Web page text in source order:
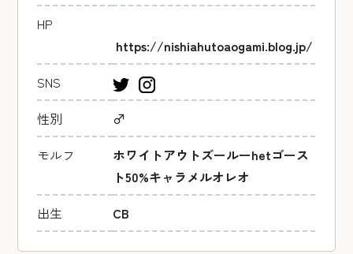
HP
https://nishiahutoaogami.blog.jp/
SNS
性別
♂
モルフ
ホワイトアウトズールーhetゴース
ト50%キャラメルオレオ
出生
CB